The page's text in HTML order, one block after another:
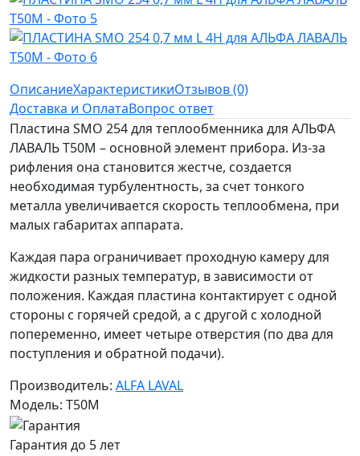
ОписаниеХарактеристикиОтзывов (0)
Доставка и ОплатаВопрос ответ
Пластина SMO 254 для теплообменника для АЛЬФА
ЛАВАЛЬ T50M – основной элемент прибора. Из-за
рифления она становится жестче, создается
необходимая турбулентность, за счет тонкого
металла увеличивается скорость теплообмена, при
малых габаритах аппарата.
Каждая пара ограничивает проходную камеру для
жидкости разных температур, в зависимости от
положения. Каждая пластина контактирует с одной
стороны с горячей средой, а с другой с холодной
попеременно, имеет четыре отверстия (по два для
поступления и обратной подачи).
Производитель: ALFA LAVAL
Модель: T50M
Гарантия до 5 лет